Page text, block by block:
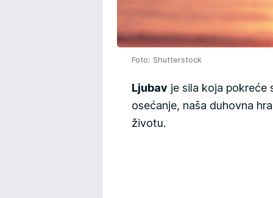
Foto: Shutterstock
Ljubav je sila koja pokreće
osećanje, naša duhovna
životu.